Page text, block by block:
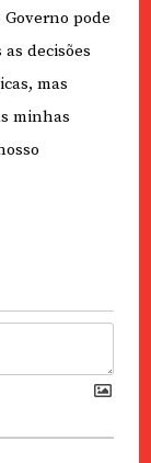
pode
decisões
mas
minhas